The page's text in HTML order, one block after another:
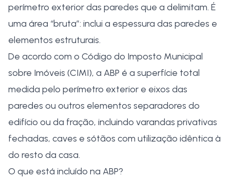
perímetro exterior das paredes que a delimitam. É
uma área “bruta”: inclui a espessura das paredes e
elementos estruturais.
De acordo com o Código do Imposto Municipal
sobre Imóveis (CIMI), a ABP é a superfície total
medida pelo perímetro exterior e eixos das
paredes ou outros elementos separadores do
edifício ou da fração, incluindo varandas privativas
fechadas, caves e sótãos com utilização idêntica à
do resto da casa.
O que está incluído na ABP?